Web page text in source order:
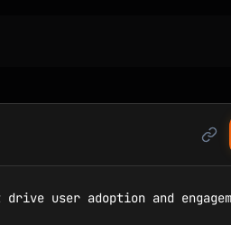
user adoption and